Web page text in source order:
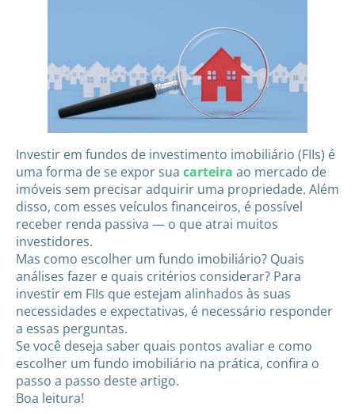
Investir em fundos de investimento imobiliário (FIIs) é
uma forma de se expor sua carteira ao mercado de
imóveis sem precisar adquirir uma propriedade. Além
disso, com esses veículos financeiros, é possível
receber renda passiva — o que atrai muitos
investidores.
Mas como escolher um fundo imobiliário? Quais
análises fazer e quais critérios considerar? Para
investir em FIIs que estejam alinhados às suas
necessidades e expectativas, é necessário responder
a essas perguntas.
Se você deseja saber quais pontos avaliar e como
escolher um fundo imobiliário na prática, confira o
passo a passo deste artigo.
Boa leitura!